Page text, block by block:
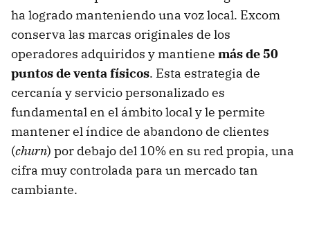
ha logrado manteniendo una voz local. Excom
conserva las marcas originales de los
operadores adquiridos y mantiene más de 50
puntos de venta físicos. Esta estrategia de
cercanía y servicio personalizado es
fundamental en el ámbito local y le permite
mantener el índice de abandono de clientes
(churn) por debajo del 10% en su red propia, una
cifra muy controlada para un mercado tan
cambiante.